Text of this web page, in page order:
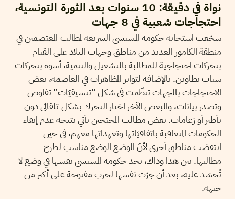
نواة في دقيقة: 10 سنوات بعد الثورة التونسية،
احتجاجات شعبية في 8 جهات
شجّعت استجابة حكومة المشيشي السريعة لمطالب المعتصمين في
منطقة الكامور العديد من مناطق وجهات البلاد على القيام
بتحركات احتجاجية للمطالبة بالتشغيل والتنمية، أسوة بتحركات
شباب تطاوين. بالإضافة لتواتر المظاهرات في العاصمة، بعض
الاحتجاجات بالجهات تنظّمت في شكل “تنسيقيّات” تفاوض
وتصدر بيانات، والبعض الآخر اختار التحرك بشكل تلقائي دون
تأطير أو زعامات. بعض مطالب المحتجين تأتي نتيجة عدم إيفاء
الحكومات المتعاقبة باتفاقيّاتها وتعهداتها معهم، في حين
انتفضت مناطق أخرى لأنّ الوضع الوضع مناسب لطرح
مطالبها. بين هذا وذاك، تجد حكومة المشيشي نفسها في وضع لا
تُحسَد عليه، بعد أن جرّت نفسها لحرب مفتوحة على أكثر من
جبهة.